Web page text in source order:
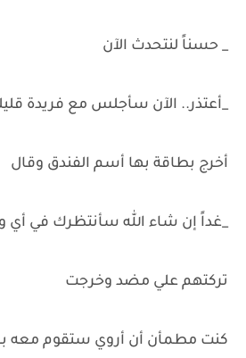
_ حسناً لنتحدث الآن
_أعتذر.. الآن سأجلس مع فريدة
أخرج بطاقة بها أسم الفندق وقال
_غداً إن شاء الله سأنتظرك في أي
تركتهم علي مضد وخرجت
كنت مطمأن أن أروي ستقوم معه